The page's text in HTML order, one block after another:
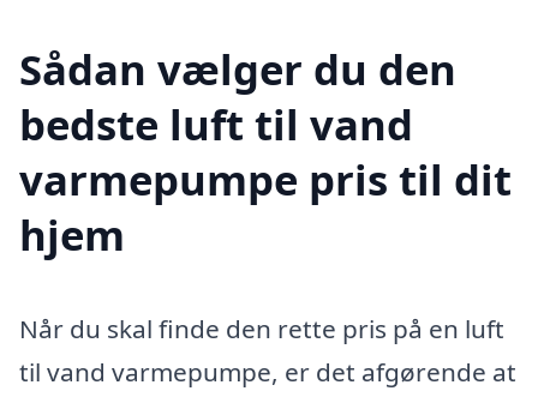
Sådan vælger du den
bedste luft til vand
varmepumpe pris til dit
hjem
Når du skal finde den rette pris på en luft
til vand varmepumpe, er det afgørende at